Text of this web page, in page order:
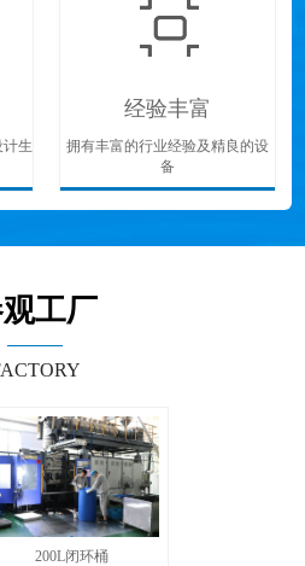
生
经验丰富
拥有丰富的行业经验及精良的设
备
工厂
200L闭环桶